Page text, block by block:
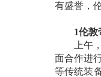
有盛誉，
1伦敦
上午
面合作进
等传统装